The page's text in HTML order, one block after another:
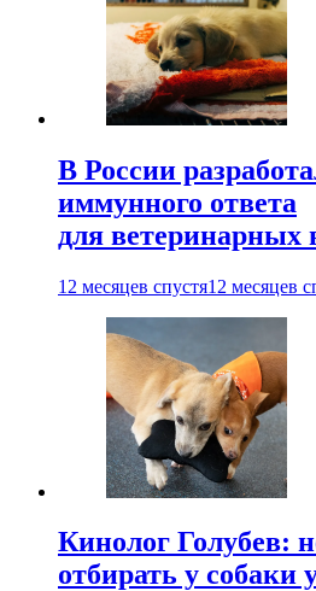
В России
иммунного ответа
для ветеринарных
12 месяцев спустя12 месяцев
Кинолог Голубев:
отбирать у собаки